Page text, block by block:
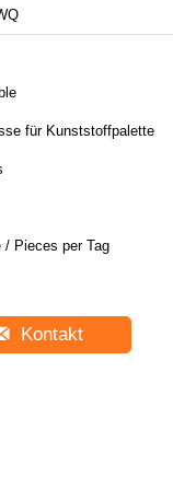
für Kunststoffpalette
/ Pieces per Tag
Kontakt